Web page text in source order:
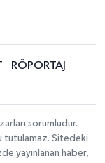
RÖPORTAJ
sorumludur.
tutulamaz. Sitedeki
yayınlanan haber,